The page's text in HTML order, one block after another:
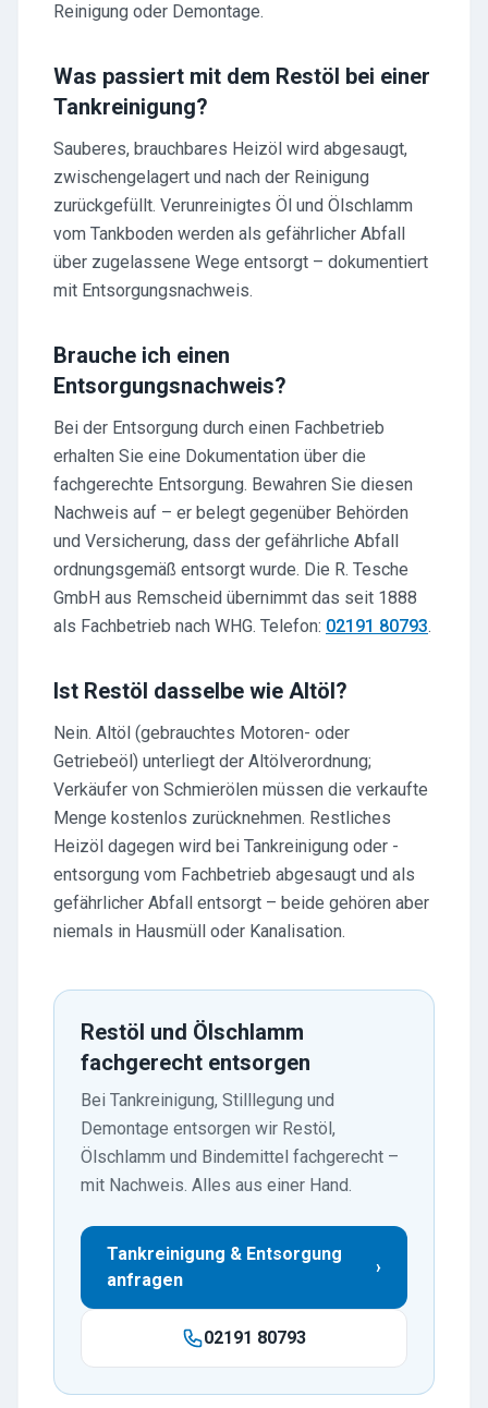
Reinigung oder Demontage.
Was passiert mit dem Restöl bei einer
Tankreinigung?
Sauberes, brauchbares Heizöl wird abgesaugt,
zwischengelagert und nach der Reinigung
zurückgefüllt. Verunreinigtes Öl und Ölschlamm
vom Tankboden werden als gefährlicher Abfall
über zugelassene Wege entsorgt – dokumentiert
mit Entsorgungsnachweis.
Brauche ich einen
Entsorgungsnachweis?
Bei der Entsorgung durch einen Fachbetrieb
erhalten Sie eine Dokumentation über die
fachgerechte Entsorgung. Bewahren Sie diesen
Nachweis auf – er belegt gegenüber Behörden
und Versicherung, dass der gefährliche Abfall
ordnungsgemäß entsorgt wurde. Die R. Tesche
GmbH aus Remscheid übernimmt das seit 1888
als Fachbetrieb nach WHG. Telefon: 02191 80793.
Ist Restöl dasselbe wie Altöl?
Nein. Altöl (gebrauchtes Motoren- oder
Getriebeöl) unterliegt der Altölverordnung;
Verkäufer von Schmierölen müssen die verkaufte
Menge kostenlos zurücknehmen. Restliches
Heizöl dagegen wird bei Tankreinigung oder -
entsorgung vom Fachbetrieb abgesaugt und als
gefährlicher Abfall entsorgt – beide gehören aber
niemals in Hausmüll oder Kanalisation.
Restöl und Ölschlamm
fachgerecht entsorgen
Bei Tankreinigung, Stilllegung und
Demontage entsorgen wir Restöl,
Ölschlamm und Bindemittel fachgerecht –
mit Nachweis. Alles aus einer Hand.
Tankreinigung & Entsorgung
anfragen
›
02191 80793